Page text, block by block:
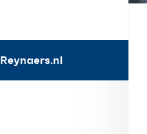
Reynaers.nl